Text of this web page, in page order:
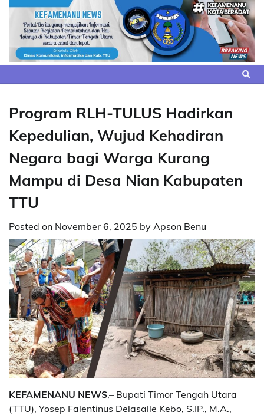
Skip
content
Program RLH-TULUS Hadirkan
Kepedulian, Wujud Kehadiran
Negara bagi Warga Kurang
Mampu di Desa Nian Kabupaten
TTU
Posted on November 6, 2025 by Apson Benu
KEFAMENANU NEWS,– Bupati Timor Tengah Utara
(TTU), Yosep Falentinus Delasalle Kebo, S.IP., M.A.,